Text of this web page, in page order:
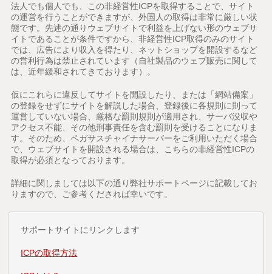
法人でも個人でも、この非経営性ICPを取得することで、サイト
の運営を行うことができますが、外国人の取得は非常に厳しい状
態です。先述の通りウェブサイトで利益を上げない形のウェブサ
イトであることが条件ですから、非経営性ICP取得のみのサイト
では、広告により収入を得たり、ネットショップを開設するなど
の営利行為は禁止されています（自社製品のウェブ販売に関して
は、近年緩和されてきております）。
仮にこれらに違反してサイトを開設したり、または「網站備案」
の登録をせずにサイトを解説した場合、登録後に各規則に則って
運営していない場合、厳格な罰則規則が適用され、サーバ没収や
アクセス不能、その他刑事責任を含む罰則を受けることになりま
す。そのため、ペガサスチャイナサーバーをご利用いただく場合
で、ウェブサイトを開設される場合は、こちらの非経営性ICPの
取得が必須となっております。
詳細に関しましては以下の通り弊社サポートページに記載してお
りますので、ご参考くだされば幸いです。
サポートサイトにリンクします
ICPの取得方法